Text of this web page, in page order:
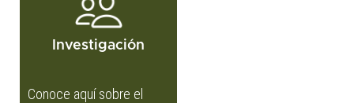
Investigación
Conoce aquí sobre el